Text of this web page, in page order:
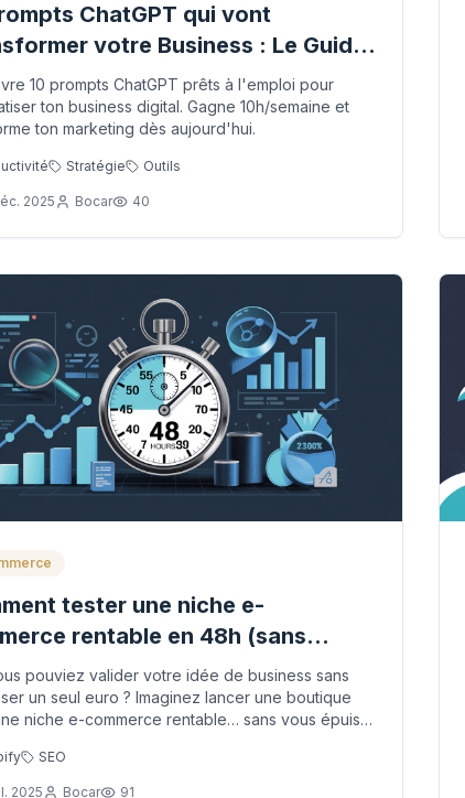
ChatGPT qui vont
votre Business : Le Guide
10 prompts ChatGPT prêts à l'emploi pour
ton business digital. Gagne 10h/semaine et
ton marketing dès aujourd'hui.
Stratégie Outils
2025 Bocar 40
tester une niche e-
rentable en 48h (sans
pouviez valider votre idée de business sans
un seul euro ? Imaginez lancer une boutique
niche e-commerce rentable… sans vous épuiser
SEO
2025 Bocar 91